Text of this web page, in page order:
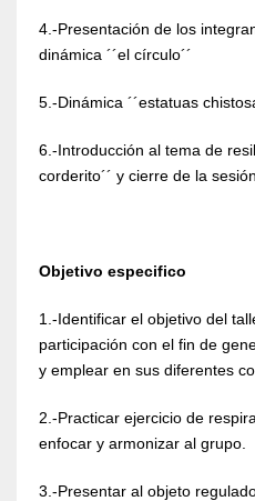
4.-Presentación de los
dinámica ´´el círculo´´
5.-Dinámica ´´estatuas
6.-Introducción al tema de
corderito´´ y cierre de la sesión.
Objetivo especifico
1.-Identificar el objetivo del
participación con el fin de
y emplear en sus diferentes
2.-Practicar ejercicio de
enfocar y armonizar al grupo.
3.-Presentar al objeto